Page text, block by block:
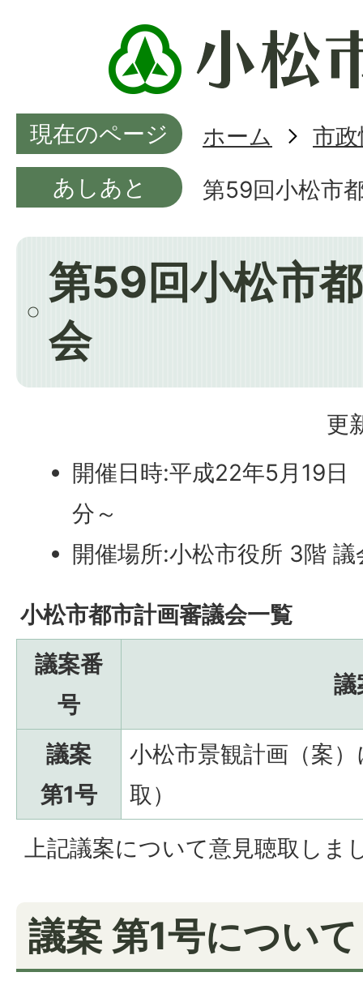
現在のページ ホーム
市
あしあと
第59回小松市
第59回小松市
会
更
開催日時:平成22年5月19日
分～
開催場所:小松市役所 3階
小松市都市計画審議会一覧
議案番
号
議
議案
第1号
小松市景観計画（案
取）
上記議案について意見聴取しま
議案 第1号について